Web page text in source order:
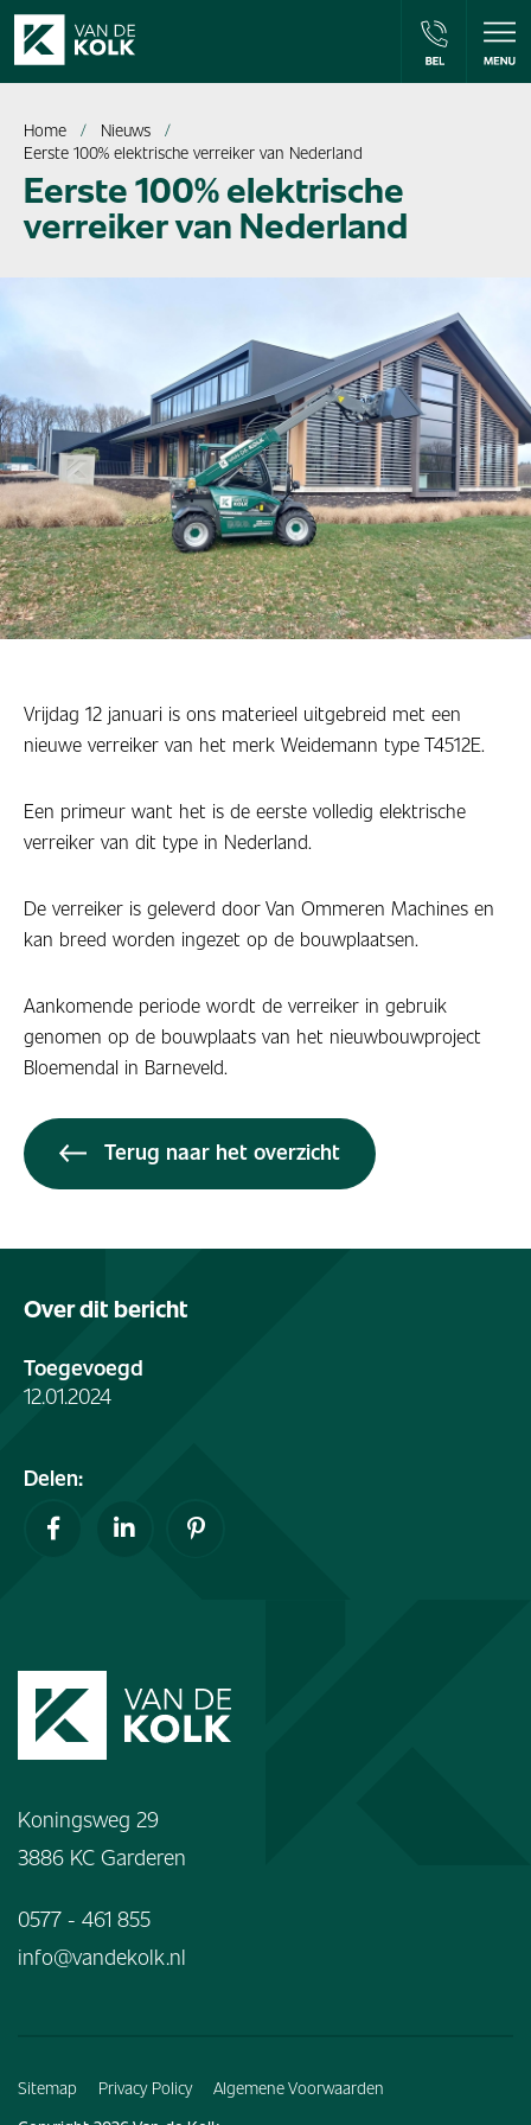
Home
Nieuws
Eerste 100% elektrische verreiker van Nederland
Eerste 100% elektrische
verreiker van Nederland
Vrijdag 12 januari is ons materieel uitgebreid met een
nieuwe verreiker van het merk Weidemann type T4512E.
Een primeur want het is de eerste volledig elektrische
verreiker van dit type in Nederland.
De verreiker is geleverd door Van Ommeren Machines en
kan breed worden ingezet op de bouwplaatsen.
Aankomende periode wordt de verreiker in gebruik
genomen op de bouwplaats van het nieuwbouwproject
Bloemendal in Barneveld.
Terug naar het overzicht
Over dit bericht
Toegevoegd
12.01.2024
Delen:
Koningsweg 29
3886 KC Garderen
0577 - 461 855
info@vandekolk.nl
Sitemap Privacy Policy
Algemene Voorwaarden